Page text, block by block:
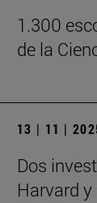
1.300
de la
13 | 11 |
Dos
Harvard